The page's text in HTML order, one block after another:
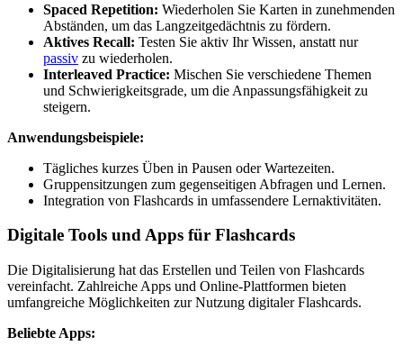
Spaced Repetition: Wiederholen Sie Karten in zunehmenden
Abständen, um das Langzeitgedächtnis zu fördern.
Aktives Recall: Testen Sie aktiv Ihr Wissen, anstatt nur
passiv zu wiederholen.
Interleaved Practice: Mischen Sie verschiedene Themen
und Schwierigkeitsgrade, um die Anpassungsfähigkeit zu
steigern.
Anwendungsbeispiele:
Tägliches kurzes Üben in Pausen oder Wartezeiten.
Gruppensitzungen zum gegenseitigen Abfragen und Lernen.
Integration von Flashcards in umfassendere Lernaktivitäten.
Digitale Tools und Apps für Flashcards
Die Digitalisierung hat das Erstellen und Teilen von Flashcards
vereinfacht. Zahlreiche Apps und Online-Plattformen bieten
umfangreiche Möglichkeiten zur Nutzung digitaler Flashcards.
Beliebte Apps: